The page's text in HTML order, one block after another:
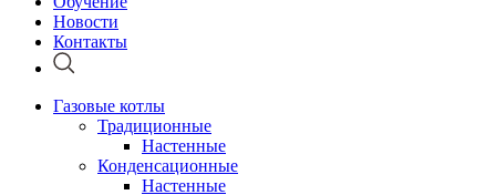
Новости
Контакты
Газовые котлы
Традиционные
Настенные
Конденсационные
Настенные